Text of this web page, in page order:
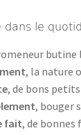
dans le
, la nature
, de bons
, bouger
fait, de bonnes